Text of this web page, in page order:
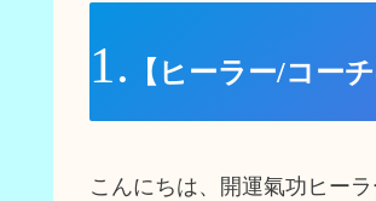
【ヒーラー/コー
こんにちは、開運氣功ヒーラ